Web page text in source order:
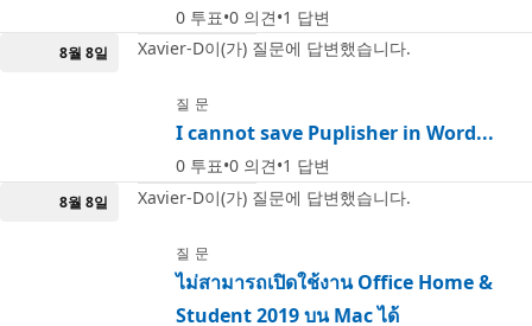
0 투표 0 의견 1 답변
8월 8일 Xavier-D이(가) 질문에 답변했습니다.
질문
I cannot save Puplisher in Word...
0 투표 0 의견 1 답변
8월 8일 Xavier-D이(가) 질문에 답변했습니다.
질문
ไม่สามารถเปิดใช้งาน Office Home &
Student 2019 บน Mac ได้